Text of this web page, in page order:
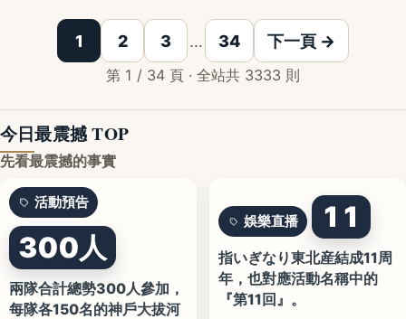
1 2 3 … 34 下一頁 →
第 1 / 34 頁 · 全站共 3333 則
今日最震撼 TOP
先看最震撼的事實
活動預告
300人
兩隊合計總勢300人參加，
每隊各150名的神戶大拔河
娛樂直播 11
指いぎなり東北産結成11周
年，也對應活動名稱中的
『第11回』。